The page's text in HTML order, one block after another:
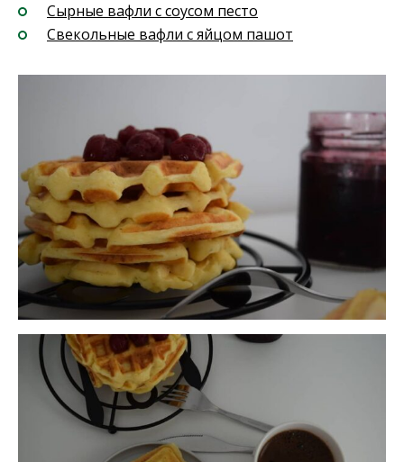
Сырные вафли с соусом песто
Свекольные вафли с яйцом пашот